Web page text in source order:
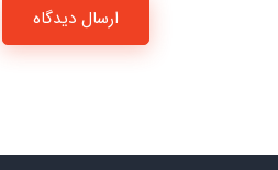
ارسال دیدگاه